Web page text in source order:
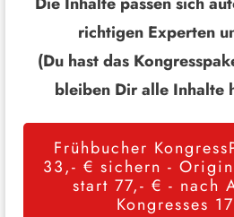
richtigen Experten
(Du hast das
bleiben Dir alle Inhalte
Frühbucher
33,- € sichern -
start 77,- € - nach
Kongresses